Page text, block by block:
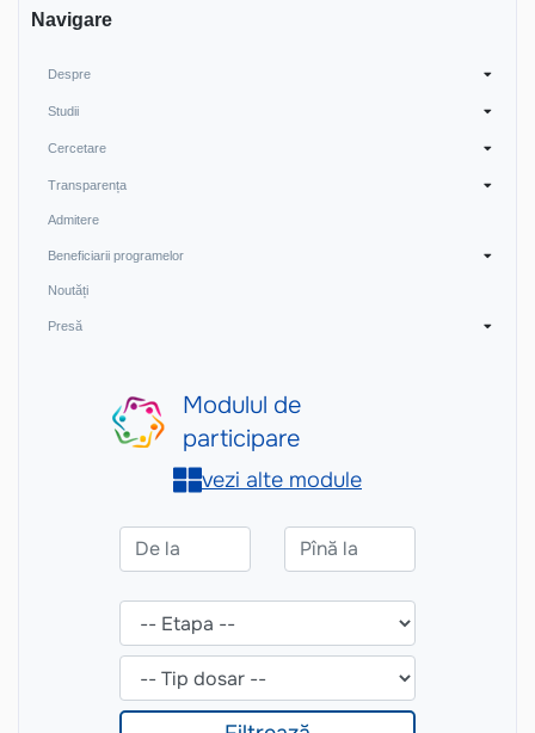
Navigare
Despre
Studii
Cercetare
Transparența
Admitere
Beneficiarii programelor
Noutăți
Presă